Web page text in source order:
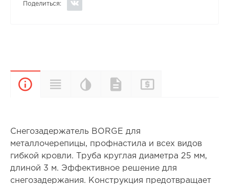
Поделиться:
ОписаниеХарактеристики
Цветовая
палитра
Документы
Снегозадержатель BORGE для
металлочерепицы, профнастила и всех видов
гибкой кровли. Труба круглая диаметра 25 мм,
длиной 3 м. Эффективное решение для
снегозадержания. Конструкция предотвращает